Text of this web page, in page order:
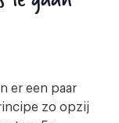
er een paar
zo opzij